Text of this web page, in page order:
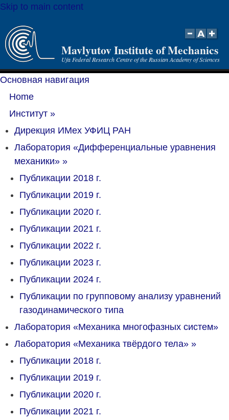
Skip to main content
Mavlyutov Institute of Mechanics
Ufa Federal Research Centre of the Russian Academy of Sciences
Основная навигация
Home
Институт »
Дирекция ИМех УФИЦ РАН
Лаборатория «Дифференциальные уравнения
механики» »
Публикации 2018 г.
Публикации 2019 г.
Публикации 2020 г.
Публикации 2021 г.
Публикации 2022 г.
Публикации 2023 г.
Публикации 2024 г.
Публикации по групповому анализу уравнений
газодинамического типа
Лаборатория «Механика многофазных систем»
Лаборатория «Механика твёрдого тела» »
Публикации 2018 г.
Публикации 2019 г.
Публикации 2020 г.
Публикации 2021 г.